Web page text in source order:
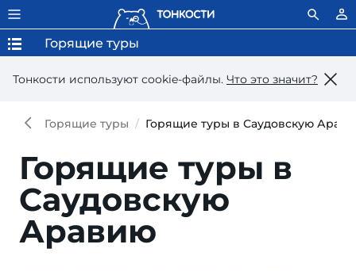
Тонкости используют сookie-файлы. Что это значит?
Горящие туры
Горящие туры Горящие туры в Саудовскую
Горящие туры в
Саудовскую
Аравию